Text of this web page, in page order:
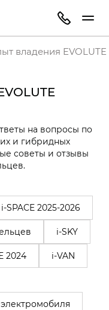
владения EVOLUTE
на вопросы по
и гибридных
советы и отзывы
i‑SPACE 2025-2026
i-SKY
2024 i-VAN